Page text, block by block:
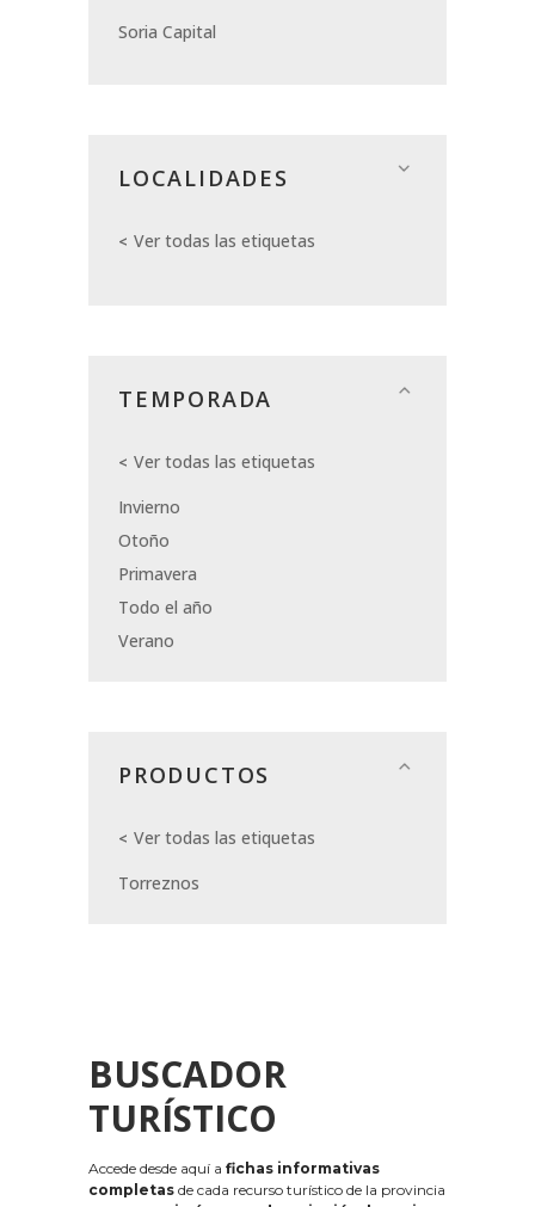
Soria Capital
LOCALIDADES
Ver todas las etiquetas
TEMPORADA
Ver todas las etiquetas
Invierno
Otoño
Primavera
Todo el año
Verano
PRODUCTOS
Ver todas las etiquetas
Torreznos
BUSCADOR
TURÍSTICO
Accede desde aquí a fichas informativas
completas de cada recurso turístico de la provincia